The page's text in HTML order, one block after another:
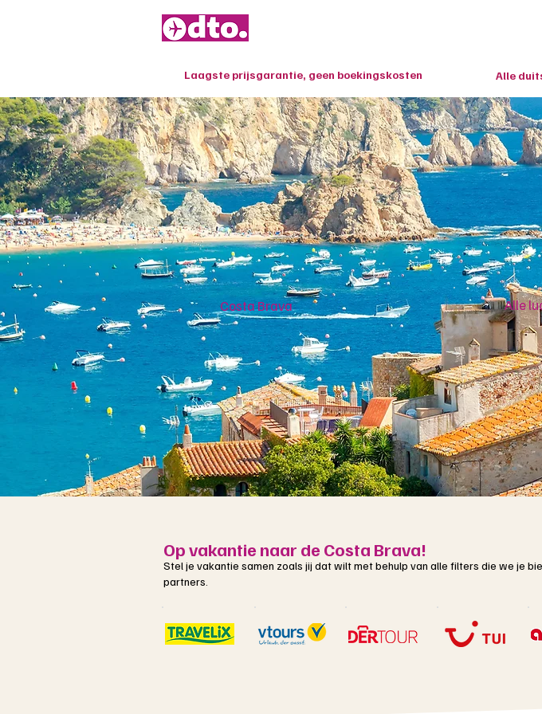
Costa Brava Alle
Op vakantie naar de Costa Brava!
Stel je vakantie samen zoals jij dat wilt met behulp van alle filters die we je
partners.
Alle
Laagste prijsgarantie, geen boekingskosten